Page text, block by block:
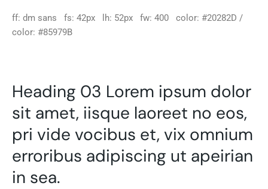
ff: dm sans fs: 42px lh: 52px fw: 400 color: #20282D /
color: #85979B
Heading 03 Lorem ipsum dolor
sit amet, iisque laoreet no eos,
pri vide vocibus et, vix omnium
erroribus adipiscing ut apeirian
in sea.